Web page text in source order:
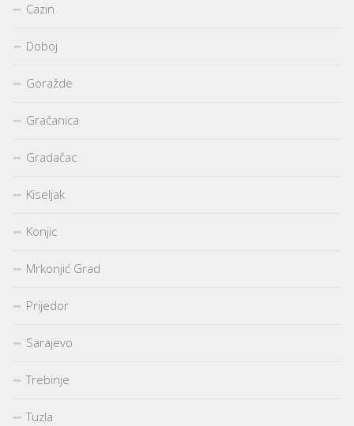
Cazin
Doboj
Goražde
Gračanica
Gradačac
Kiseljak
Konjic
Mrkonjić Grad
Prijedor
Sarajevo
Trebinje
Tuzla